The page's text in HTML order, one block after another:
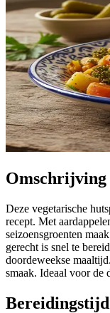
Omschrijving
Deze vegetarische
recept. Met
seizoensgroenten
gerecht is snel te
doordeweekse
smaak. Ideaal voor de
Bereidingstijd